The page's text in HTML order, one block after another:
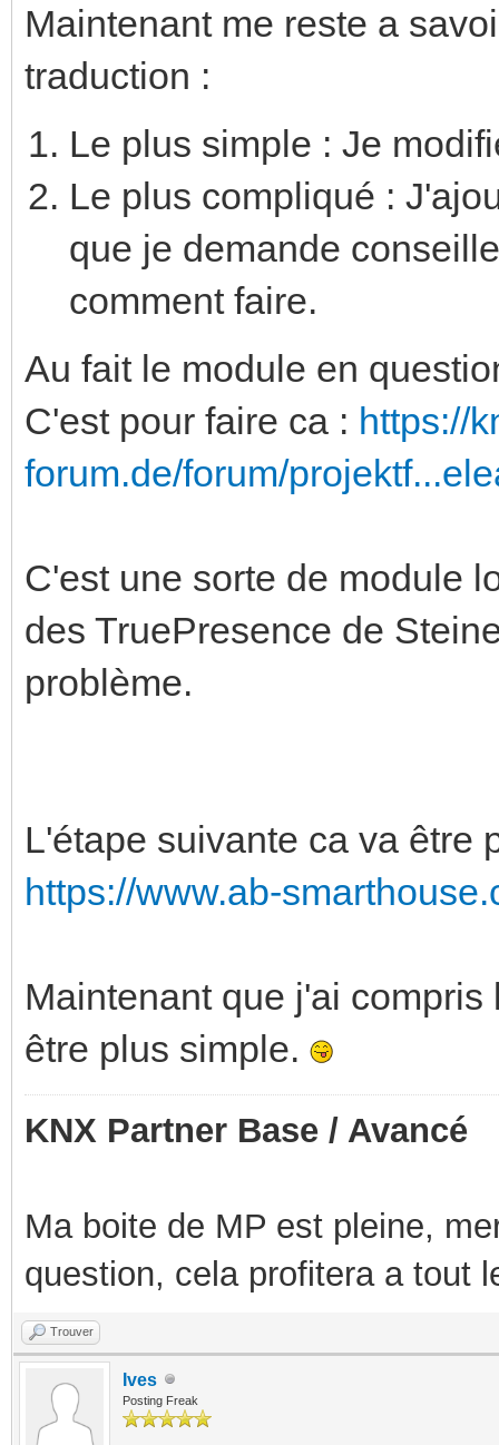
Maintenant me reste a
traduction :
Le plus simple : Je
Le plus compliqué :
que je demande
comment faire.
Au fait le module en
C'est pour faire ca : https://
forum.de/forum/
C'est une sorte de module
des TruePresence de
problème.
L'étape suivante ca va être
https://www.ab-
Maintenant que j'ai
être plus simple.
KNX Partner Base / Avancé
Ma boite de MP est pleine,
question, cela profitera a tout
Trouver
Ives
Posting Freak